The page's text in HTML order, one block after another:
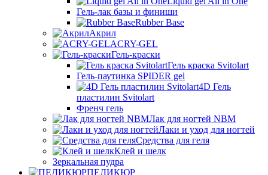
Гель-лак базы и финиши
Rubber Base
Акрил
ACRY-GEL
Гель-краски
Гель краска Svitolart
Гель-паутинка SPIDER gel
4D Гель
пластилин Svitolart
Френч гель
Лак для ногтей NBM
Лаки и уход для ногтей
Средства для геля
Клей и шелк
Зеркальная пудра
ПЕДИКЮР